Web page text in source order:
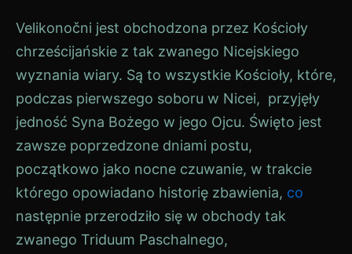
Velikonočni jest obchodzona przez Kościoły
chrześcijańskie z tak zwanego Nicejskiego
wyznania wiary. Są to wszystkie Kościoły, które,
podczas pierwszego soboru w Nicei, przyjęły
jedność Syna Bożego w jego Ojcu. Święto jest
zawsze poprzedzone dniami postu,
początkowo jako nocne czuwanie, w trakcie
którego opowiadano historię zbawienia, co
następnie przerodziło się w obchody tak
zwanego Triduum Paschalnego,